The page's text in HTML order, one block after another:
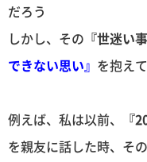
だろう
しかし、その 『世迷い事
できない思い』 を抱え
例えば、私は以前、
『
を親友に話した時、そ